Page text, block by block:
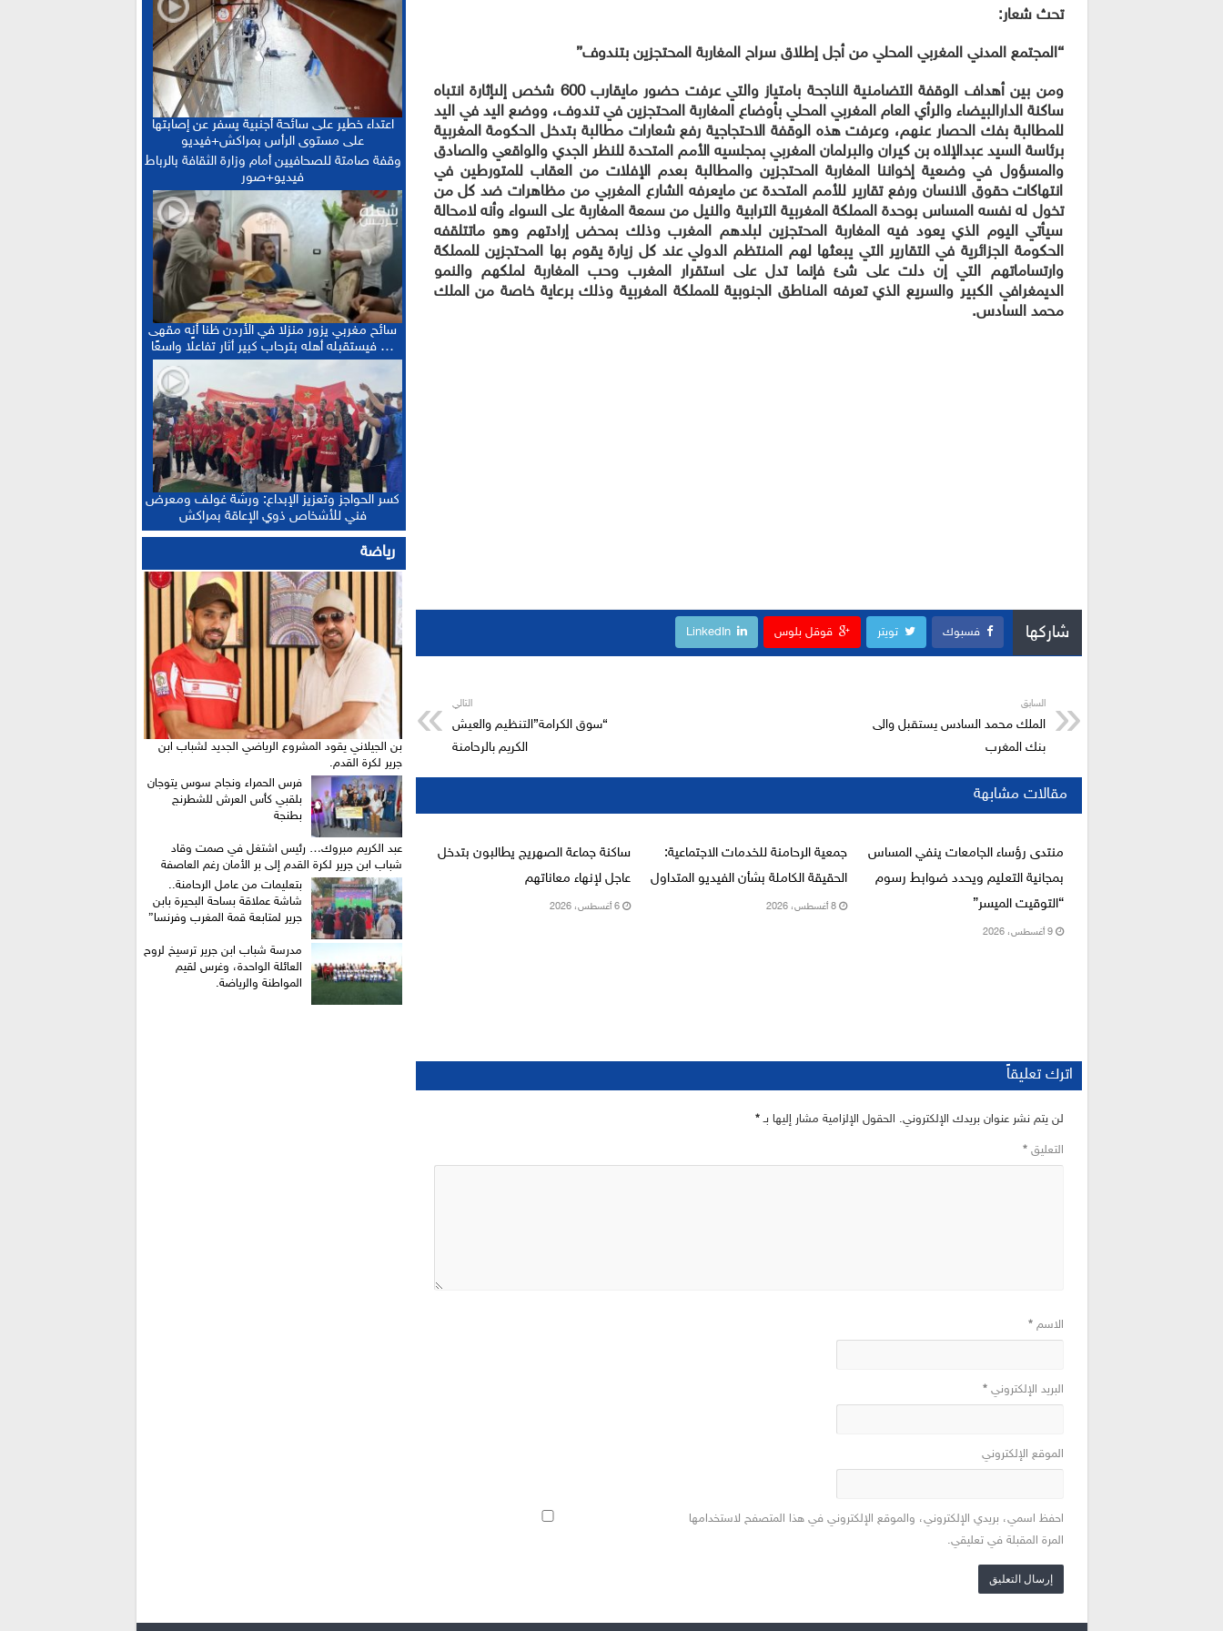
15:21 :
أخنوش: الاجتماع المغربي-الفرنسي يطلق
التنفيذ العملي للشراكة الاستثنائية
15:13 :
“حصيلة إيجابية”.. فرنسا والمغرب يعززان
التعاون الأمني والاقتصادي بمعاهدات غير مسبوقة
الدكتورة أمل العباسي.. نموذج للأستاذة
الجامعية التي تجمع بين التميز الأكاديمي والالتزام
اعتداء خطير على سائحة أجنبية يسفر عن إصابتها
على مستوى الرأس بمراكش+فيديو
وقفة صامتة للصحافيين أمام وزارة الثقافة بالرباط
فيديو+صور
سائح مغربي يزور منزلا في الأردن ظنا أنه مقهى
… فيستقبله أهله بترحاب كبير أثار تفاعلًا واسعًا
كسر الحواجز وتعزيز الإبداع: ورشة غولف ومعرض
فني للأشخاص ذوي الإعاقة بمراكش
رياضة
بن الجيلاني يقود المشروع الرياضي الجديد لشباب ابن
جرير لكرة القدم.
فرس الحمراء ونجاح سوس يتوجان
بلقبي كأس العرش للشطرنج
بطنجة
عبد الكريم مبروك… رئيس اشتغل في صمت وقاد
شباب ابن جرير لكرة القدم إلى بر الأمان رغم العاصفة
بتعليمات من عامل الرحامنة..
شاشة عملاقة بساحة البحيرة بابن
جرير لمتابعة قمة المغرب وفرنسا”
​مدرسة شباب ابن جرير ترسيخ لروح
العائلة الواحدة، وغرس لقيم
المواطنة والرياضة.
تحث شعار:
“المجتمع المدني المغربي المحلي من أجل إطلاق سراح المغاربة المحتجزين بتندوف”
ومن بين أهداف الوقفة التضامنية الناجحة بامتياز والتي عرفت حضور مايقارب 600 شخص إلى
إثارة انتباه
ساكنة الدارالبيضاء والرأي العام المغربي المحلي بأوضاع المغاربة المحتجزين في تندوف، ووضع اليد في اليد
للمطالبة بفك الحصار عنهم، وعرفتهذه الوقفة الاحتجاجية رفع شعارات مطالبة بتدخل الحكومة المغربية
برئاسة السيد عبدالإلاه بن كيران والبرلمان المغربي بمجلسيه الأمم المتحدة للنظر الجدي والواقعي والصادق
والمسؤول في وضعية إخواننا المغاربة المحتجزين والمطالبة بعدم الإفلات من العقاب للمتورطين في
انتهاكات حقوق الانسان ورفع تقارير للأمم المتحدة عن مايعرفه الشارع المغربي من مظاهرات ضد كل من
تخول له نفسه المساس بوحدة المملكة المغربية الترابية والنيل من سمعة المغاربة على السواء وأنه لامحالة
سيأتي اليوم الذي يعود فيه المغاربة المحتجزين لبلدهم المغرب وذلك بمحض إرادتهم وهو ماتتلقفه
الحكومة الجزائرية في التقارير التي يبعثها لهم المنتظم الدولي عند كل زيارة يقوم بها المحتجزين للمملكة
وارتساماتهم التي إن دلت على شئ فإنما تدل على استقرار المغرب وحب المغاربة لملكهم والنمو
الديمغرافي الكبير والسريع الذي تعرفه المناطق الجنوبية للمملكة المغربية وذلك برعاية خاصة من الملك
محمد السادس.
شاركها فسبوك تويتر قوقل بلوس LinkedIn
السابق
الملك محمد السادس يستقبل والى
بنك المغرب
التالي
“سوق الكرامة”التنظيم والعيش
الكريم بالرحامنة
مقالات مشابهة
منتدى رؤساء الجامعات ينفي المساس
بمجانية التعليم ويحدد ضوابط رسوم
“التوقيت الميسر”
9 أغسطس، 2026
جمعية الرحامنة للخدمات الاجتماعية:
الحقيقة الكاملة بشأن الفيديو المتداول
8 أغسطس، 2026
ساكنة جماعة الصهريج يطالبون بتدخل
عاجل لإنهاء معاناتهم
6 أغسطس، 2026
اترك تعليقاً
لن يتم نشر عنوان بريدك الإلكتروني. الحقول الإلزامية مشار إليها بـ*
التعليق*
الاسم*
البريد الإلكتروني*
الموقع الإلكتروني
احفظ اسمي، بريدي الإلكتروني، والموقع الإلكتروني في هذا المتصفح لاستخدامها
المرة المقبلة في تعليقي.